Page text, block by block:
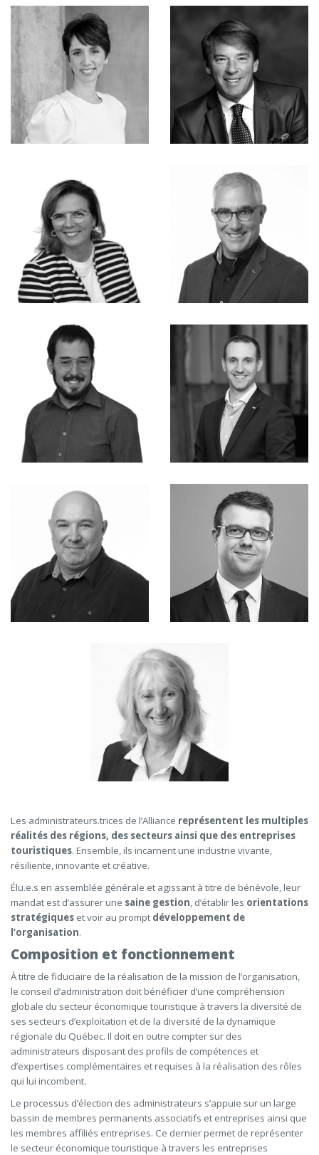
Les administrateurs.trices de l’Alliance représentent les multiples
réalités des régions, des secteurs ainsi que des entreprises
touristiques. Ensemble, ils incarnent une industrie vivante,
résiliente, innovante et créative.
Élu.e.s en assemblée générale et agissant à titre de bénévole, leur
mandat est d’assurer une saine gestion , d’établir les orientations
stratégiques et voir au prompt développement de
l’organisation.
Composition et fonctionnement
À titre de fiduciaire de la réalisation de la mission de l’organisation,
le conseil d’administration doit bénéficier d’une compréhension
globale du secteur économique touristique à travers la diversité de
ses secteurs d’exploitation et de la diversité de la dynamique
régionale du Québec. Il doit en outre compter sur des
administrateurs disposant des profils de compétences et
d’expertises complémentaires et requises à la réalisation des rôles
qui lui incombent.
Le processus d’élection des administrateurs s’appuie sur un large
bassin de membres permanents associatifs et entreprises ainsi que
les membres affiliés entreprises. Ce dernier permet de représenter
le secteur économique touristique à travers les entreprises